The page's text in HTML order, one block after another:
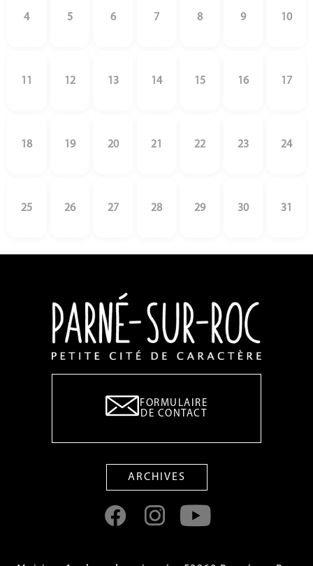
4 5 6 7 8 9 10
11 12 13 14 15 16 17
18 19 20 21 22 23 24
25 26 27 28 29 30 31
FORMULAIRE
DE CONTACT
ARCHIVES